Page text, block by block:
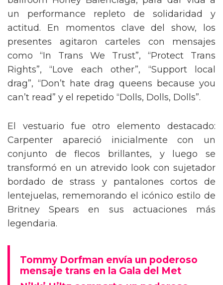
ballroom Honey Balenciaga, para dar vida a
un performance repleto de solidaridad y
actitud. En momentos clave del show, los
presentes agitaron carteles con mensajes
como “In Trans We Trust”, “Protect Trans
Rights”, “Love each other”, “Support local
drag”, “Don’t hate drag queens because you
can’t read” y el repetido “Dolls, Dolls, Dolls”.
El vestuario fue otro elemento destacado:
Carpenter apareció inicialmente con un
conjunto de flecos brillantes, y luego se
transformó en un atrevido look con sujetador
bordado de strass y pantalones cortos de
lentejuelas, rememorando el icónico estilo de
Britney Spears en sus actuaciones más
legendaria.
Tommy Dorfman envía un poderoso
mensaje trans en la Gala del Met